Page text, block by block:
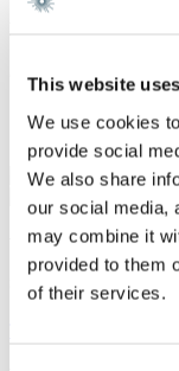
This website
We use cookies
provide social
We also share
our social media,
may combine it
provided to them
of their services.
Gorrissen Federspiel
Specialer
Fast
Vi er et
stærke